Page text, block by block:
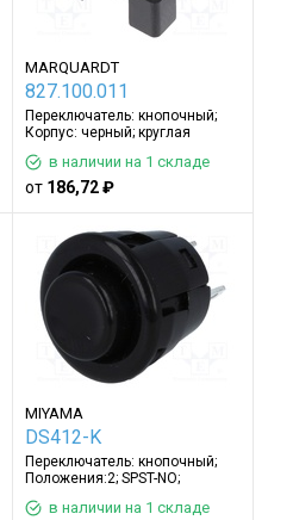
MARQUARDT
827.100.011
Переключатель: кнопочный;
Корпус: черный; круглая
в наличии на 1 складе
от186,72 ₽
MIYAMA
DS412-K
Переключатель: кнопочный;
Положения:2; SPST-NO;
в наличии на 1 складе